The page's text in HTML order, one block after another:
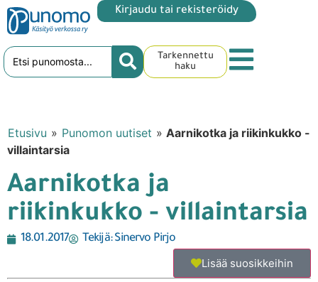
Kirjaudu tai rekisteröidy
Tarkennettu
haku
Etusivu » Punomon uutiset » Aarnikotka ja riikinkukko -
villaintarsia
Aarnikotka ja
riikinkukko - villaintarsia
18.01.2017 Tekijä:Sinervo Pirjo
Lisää suosikkeihin